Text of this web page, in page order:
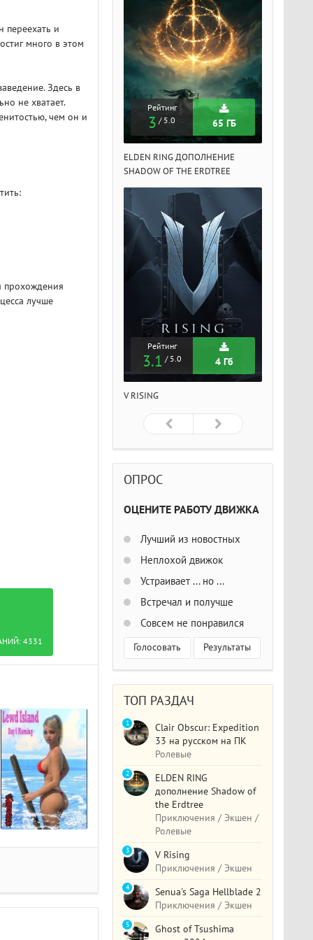
переехать и
много в этом
Здесь в
не хватает.
чем он и
прохождения
лучше
4331
Рейтинг
3/ 5.0 65 ГБ
Рейтинг
3 / 5.0 65 ГБ
ELDEN RING ДОПОЛНЕНИЕ
SHADOW OF THE ERDTREE
Рейтинг
3.1 / 5.0 4 Гб
V RISING
ОПРОС
ОЦЕНИТЕ РАБОТУ ДВИЖКА
Лучший из новостных
Неплохой движок
Устраивает ... но ...
Встречал и получше
Совсем не понравился
Голосовать Результаты
ТОП РАЗДАЧ
Clair Obscur: Expedition
33 на русском на ПК
Ролевые
1
ELDEN RING
дополнение Shadow of
the Erdtree
Приключения / Экшен /
Ролевые
2
V Rising
Приключения / Экшен
3
Senua's Saga Hellblade 2
Приключения / Экшен
4
Ghost of Tsushima
5